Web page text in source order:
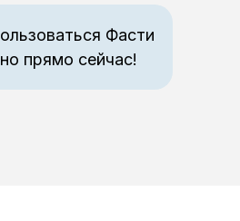
Фасти
прямо сейчас!